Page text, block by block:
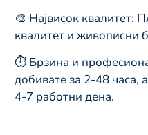
🎨 Највисок квалитет:
квалитет и живописни
⏱ Брзина и
добивате за 2-48 часа,
4-7 работни дена.